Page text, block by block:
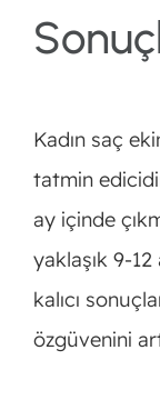
Kadın saç
tatmin
ay içinde
yaklaşık 9-
kalıcı
özgüvenini